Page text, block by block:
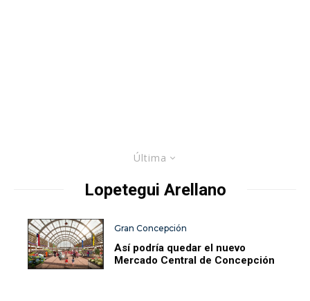
Última
Lopetegui Arellano
Gran Concepción
Así podría quedar el nuevo
Mercado Central de Concepción